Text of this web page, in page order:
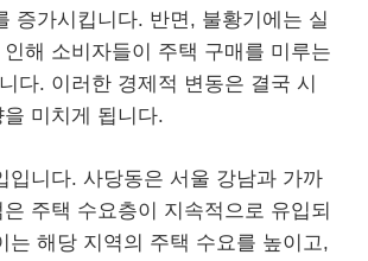
증가시킵니다. 반면, 불황기에는 실
해 소비자들이 주택 구매를 미루는
다. 이러한 경제적 변동은 결국 시
미치게 됩니다.
입니다. 사당동은 서울 강남과 가까
주택 수요층이 지속적으로 유입되
는 해당 지역의 주택 수요를 높이고,